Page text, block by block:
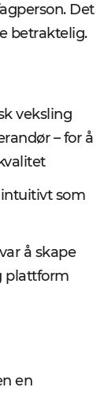
Det
betraktelig.
veksling
– for å
som
å skape
plattform
en